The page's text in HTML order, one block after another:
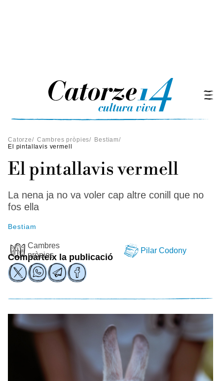
Catorze/ Cambres pròpies/ Bestiam/
El pintallavis vermell
El pintallavis vermell
La nena ja no va voler cap altre conill que no
fos ella
Bestiam
Cambres
pròpies
Pilar Codony
Comparteix la publicació